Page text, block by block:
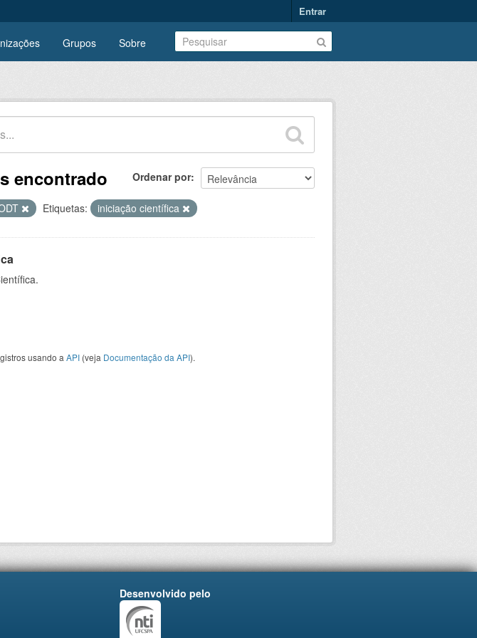
Entrar
Grupos Sobre
Ordenar por
encontrado
Etiquetas: iniciação científica
usando a API (veja Documentação da API).
Desenvolvido pelo